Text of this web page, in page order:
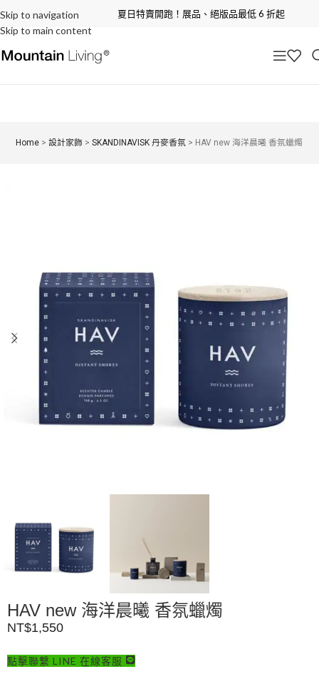
Skip to navigation
Skip to main content
夏日特賣開跑！展品、絕版品最低 6 折起
Home >設計家飾 >SKANDINAVISK 丹麥香氛 > HAV new 海洋晨曦 香氛蠟燭
HAV new 海洋晨曦 香氛蠟燭
NT$1,550
點擊聯繫 LINE 在線客服